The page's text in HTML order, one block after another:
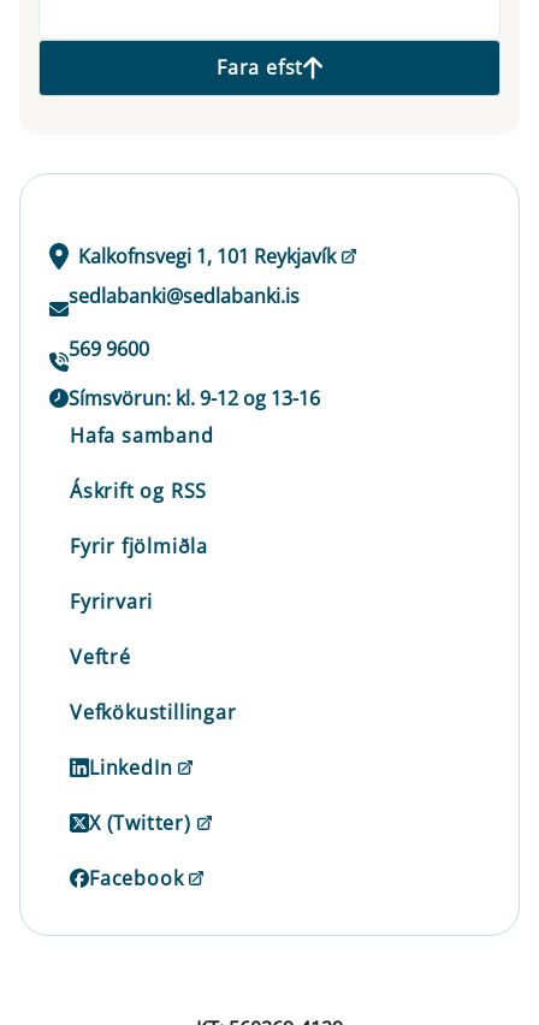
Fara efst
Kalkofnsvegi 1, 101 Reykjavík
sedlabanki@sedlabanki.is
569 9600
Símsvörun: kl. 9-12 og 13-16
Hafa samband
Áskrift og RSS
Fyrir fjölmiðla
Fyrirvari
Veftré
Vefkökustillingar
LinkedIn
X (Twitter)
Facebook